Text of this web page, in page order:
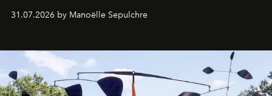
31.07.2026 by Manoëlle Sepulchre